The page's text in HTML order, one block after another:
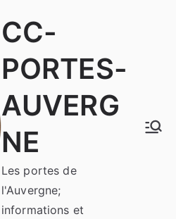
CC-
PORTES-
AUVERG
NE
Les portes de
l'Auvergne;
informations et